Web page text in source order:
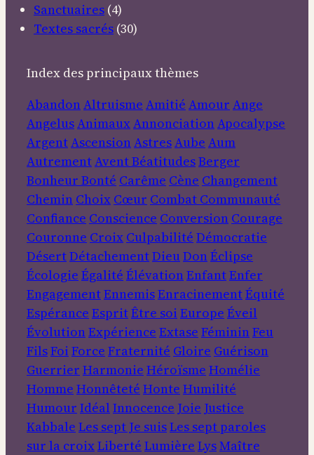
Sanctuaires (4)
Textes sacrés (30)
Index des principaux thèmes
AbandonAltruisme Amitié Amour Ange
AngelusAnimauxAnnonciationApocalypse
ArgentAscensionAstresAube Aum
AutrementAventBéatitudesBerger
Bonheur Bonté Carême Cène Changement
Chemin Choix Cœur Combat Communauté
Confiance Conscience Conversion Courage
Couronne Croix Culpabilité Démocratie
DésertDétachementDieuDonÉclipse
Écologie Égalité ÉlévationEnfantEnfer
EngagementEnnemisEnracinementÉquité
Espérance EspritÊtre soi Europe Éveil
ÉvolutionExpérience Extase FémininFeu
FilsFoi Force Fraternité Gloire Guérison
Guerrier Harmonie Héroïsme Homélie
Homme Honnêteté Honte Humilité
Humour Idéal Innocence Joie Justice
Kabbale Les sept Je suisLes sept paroles
sur la croixLiberté Lumière LysMaître